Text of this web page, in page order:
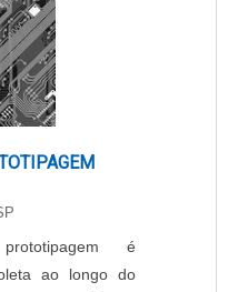
é
ao longo do